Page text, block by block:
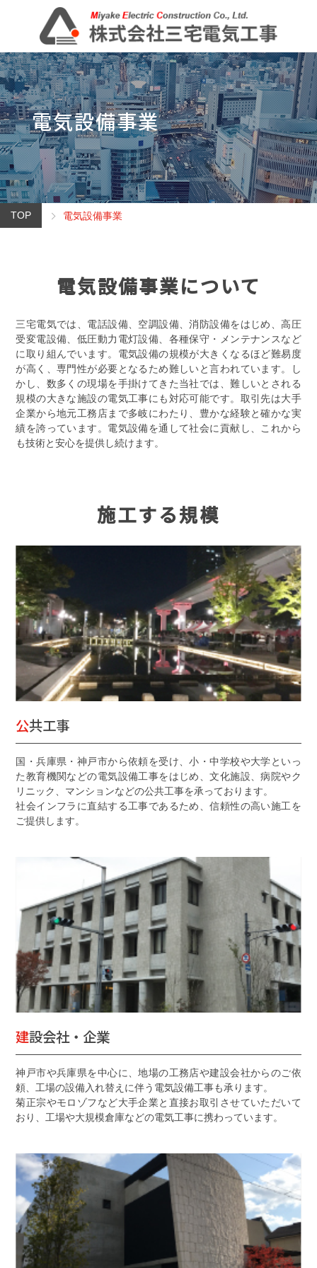
電気設備事業
TOP 電気設備事業
電気設備事業について
三宅電気では、電話設備、空調設備、消防設備をはじめ、高圧
受変電設備、低圧動力電灯設備、各種保守・メンテナンスなど
に取り組んでいます。電気設備の規模が大きくなるほど難易度
が高く、専門性が必要となるため難しいと言われています。し
かし、数多くの現場を手掛けてきた当社では、難しいとされる
規模の大きな施設の電気工事にも対応可能です。取引先は大手
企業から地元工務店まで多岐にわたり、豊かな経験と確かな実
績を誇っています。電気設備を通して社会に貢献し、これから
も技術と安心を提供し続けます。
施工する規模
公共工事
国・兵庫県・神戸市から依頼を受け、小・中学校や大学といっ
た教育機関などの電気設備工事をはじめ、文化施設、病院やク
リニック、マンションなどの公共工事を承っております。
社会インフラに直結する工事であるため、信頼性の高い施工を
ご提供します。
建設会社・企業
神戸市や兵庫県を中心に、地場の工務店や建設会社からのご依
頼、工場の設備入れ替えに伴う電気設備工事も承ります。
菊正宗やモロゾフなど大手企業と直接お取引させていただいて
おり、工場や大規模倉庫などの電気工事に携わっています。